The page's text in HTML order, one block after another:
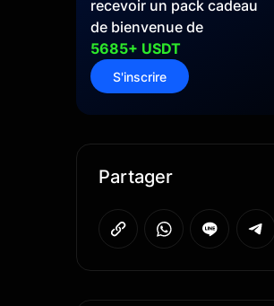
recevoir un pack cadeau
de bienvenue de
5685+ USDT
S'inscrire
Partager